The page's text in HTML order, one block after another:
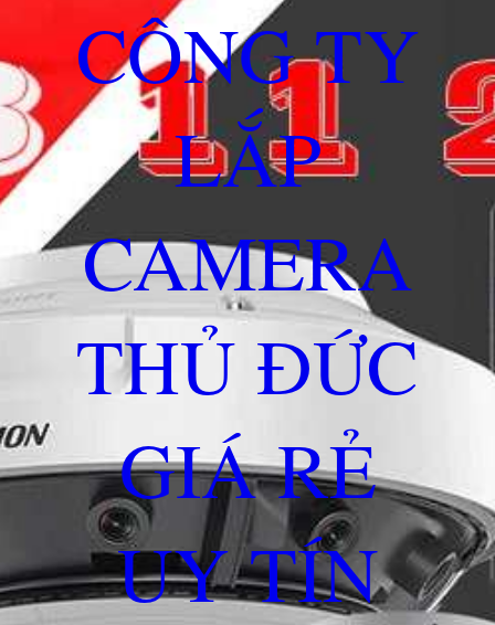
CÔNG TY
LẮP
CAMERA
THỦ ĐỨC
GIÁ RẺ
UY TÍN